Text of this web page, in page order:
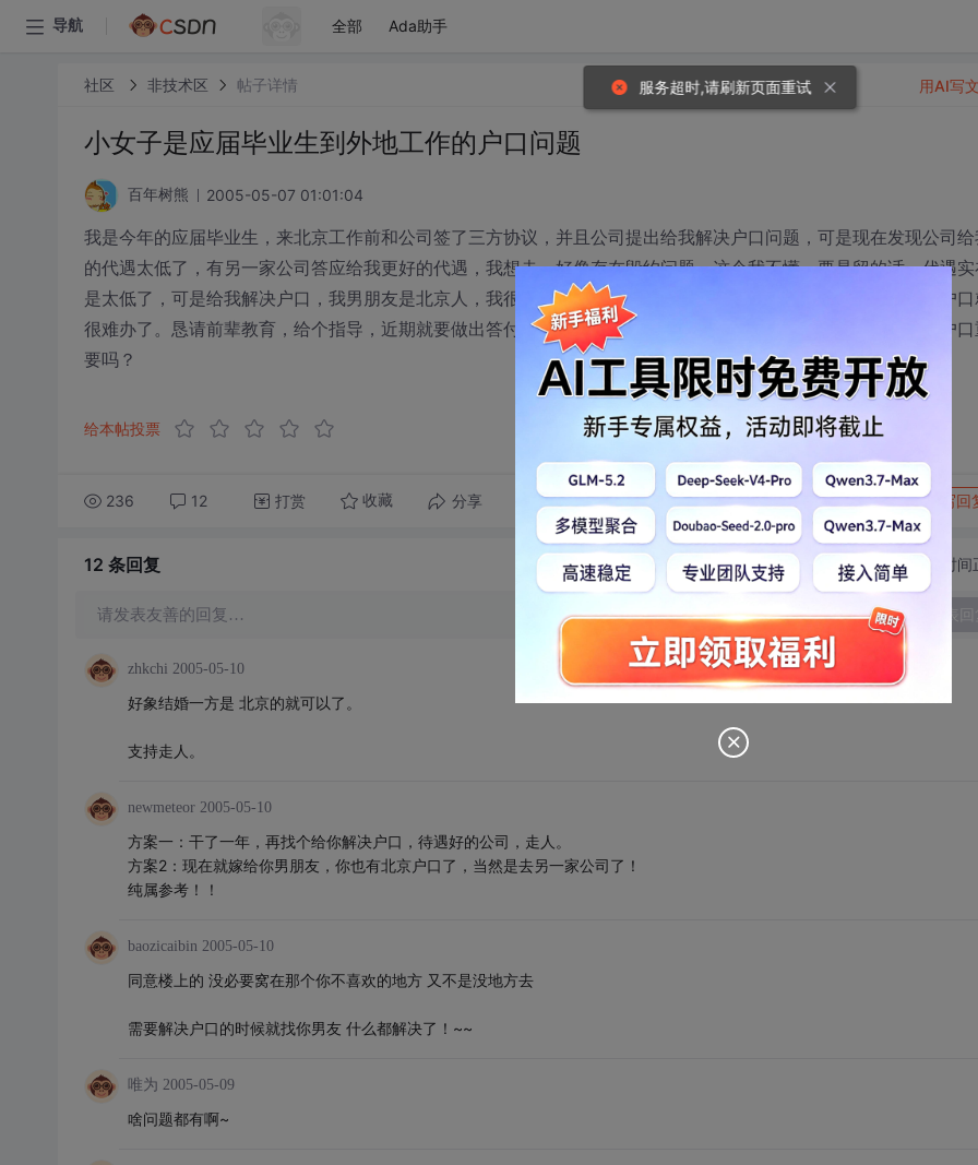
导航 全部 Ada助手
社区 非技术区 帖子详情
小女子是应届毕业生到外地工作的户口问题
百年树熊 2005-05-07 01:01:04
我是今年的应届毕业生，来北京工作前和公司签了三方协议，并且公司提出给我解决户口问题，可是现在发现公司给
的代遇太低了，有另一家公司答应给我更好的代遇，我想走，好像存在毁约问题，这个我不懂。要是留的话，代遇实
是太低了，可是给我解决户口，我男朋友是北京人，我很想要这个北京户口的；要是走的话代遇是好很多，可是户口
很难办了。恳请前辈教育，给个指导，近期就要做出答付了。为了这个户口放弃高的收入值得吗？请指教，现在户口
要吗？
给本帖投票
236 12 打赏 收藏 分享 转发到动态 举报 写回
用AI写
12 条回复 切换为时间
请发表友善的回复…
zhkchi 2005-05-10
好象结婚一方是 北京的就可以了。
支持走人。
newmeteor 2005-05-10
方案一：干了一年，再找个给你解决户口，待遇好的公司，走人。
方案2：现在就嫁给你男朋友，你也有北京户口了，当然是去另一家公司了！
纯属参考！！
baozicaibin 2005-05-10
同意楼上的 没必要窝在那个你不喜欢的地方 又不是没地方去
需要解决户口的时候就找你男友 什么都解决了！~~
唯为 2005-05-09
啥问题都有啊~
服务超时,请刷新页面重试